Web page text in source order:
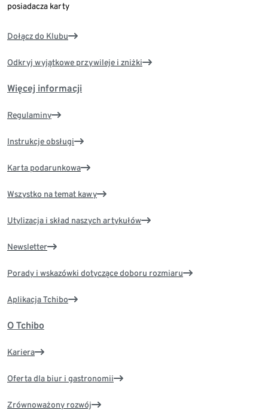
posiadacza karty
Dołącz do Klubu
Odkryj wyjątkowe przywileje i zniżki
Więcej informacji
Regulaminy
Instrukcje obsługi
Karta podarunkowa
Wszystko na temat kawy
Utylizacja i skład naszych artykułów
Newsletter
Porady i wskazówki dotyczące doboru rozmiaru
Aplikacja Tchibo
O Tchibo
Kariera
Oferta dla biur i gastronomii
Zrównoważony rozwój